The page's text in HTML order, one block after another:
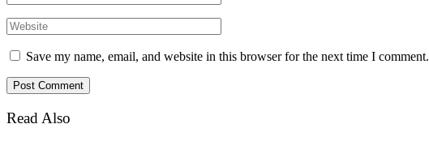
Save my name, email, and website in this browser for the next time I comment.
Read Also